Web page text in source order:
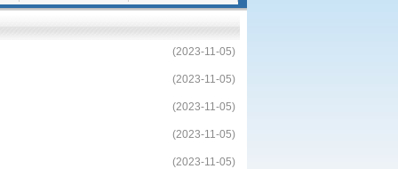
(2023-11-05)
(2023-11-05)
(2023-11-05)
(2023-11-05)
(2023-11-05)